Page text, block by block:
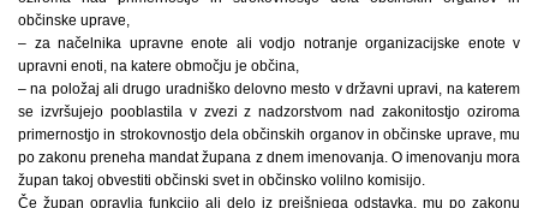
občinske uprave,
– za načelnika upravne enote ali vodjo notranje organizacijske enote v
upravni enoti, na katere območju je občina,
– na položaj ali drugo uradniško delovno mesto v državni upravi, na katerem
se izvršujejo pooblastila v zvezi z nadzorstvom nad zakonitostjo oziroma
primernostjo in strokovnostjo dela občinskih organov in občinske uprave, mu
po zakonu preneha mandat župana z dnem imenovanja. O imenovanju mora
župan takoj obvestiti občinski svet in občinsko volilno komisijo.
Če župan opravlja funkcijo ali delo iz prejšnjega odstavka, mu po zakonu